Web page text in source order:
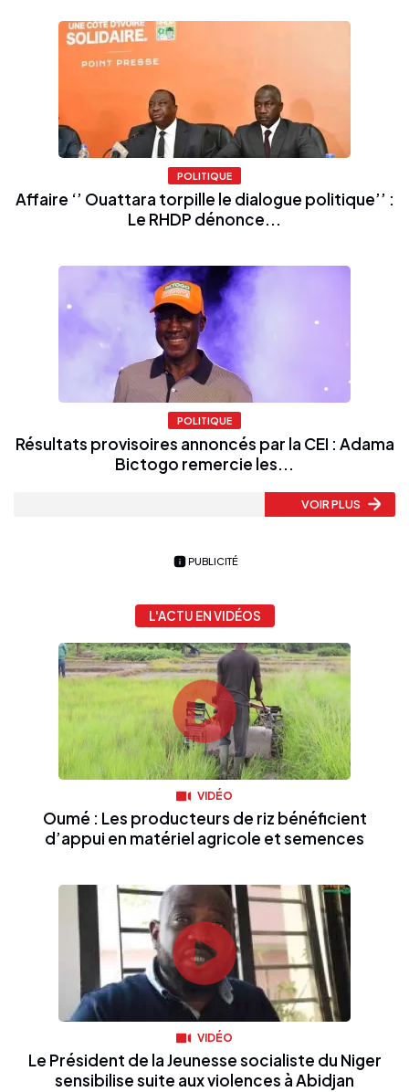
POLITIQUE
Affaire ‘’ Ouattara torpille le dialogue politique’’ :
Le RHDP dénonce...
POLITIQUE
Résultats provisoires annoncés par la CEI : Adama
Bictogo remercie les...
VOIR PLUS
PUBLICITÉ
L'ACTU EN VIDÉOS
VIDÉO
Oumé : Les producteurs de riz bénéficient
d’appui en matériel agricole et semences
VIDÉO
Le Président de la Jeunesse socialiste du Niger
sensibilise suite aux violences à Abidjan